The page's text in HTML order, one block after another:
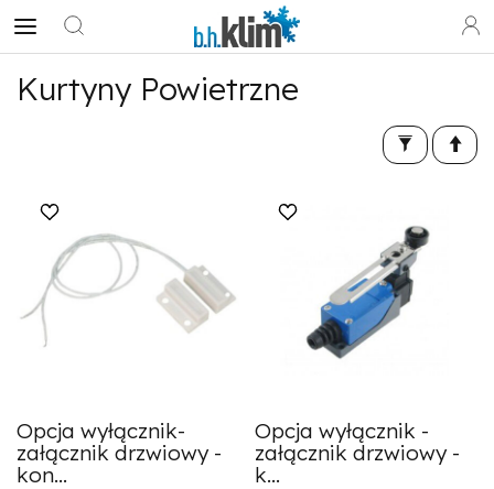
Kurtyny Powietrzne
Opcja wyłącznik-
załącznik drzwiowy -
kon...
Opcja wyłącznik -
załącznik drzwiowy -
k...